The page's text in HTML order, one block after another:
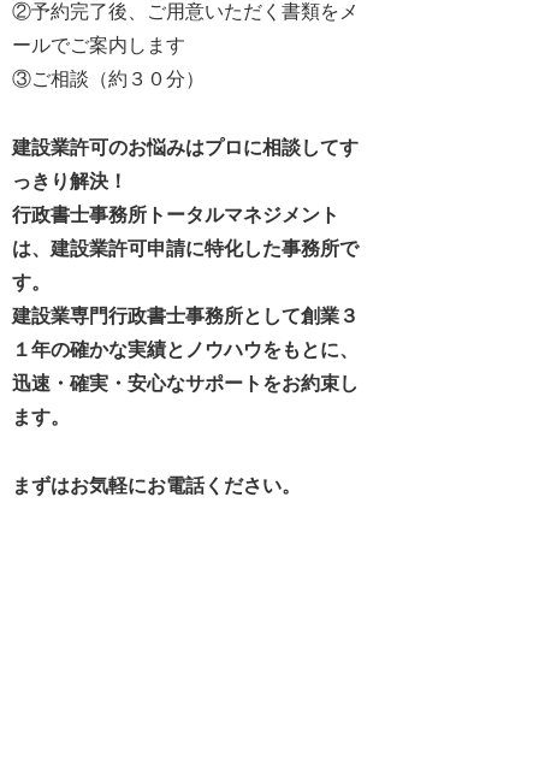
②予約完了後、ご用意いただく書類をメ
ールでご案内します
③ご相談（約３０分）
建設業許可のお悩みはプロに相談してす
っきり解決！
行政書士事務所トータルマネジメント
は、建設業許可申請に特化した事務所で
す。
建設業専門行政書士事務所として創業３
１年の確かな実績とノウハウをもとに、
迅速・確実・安心なサポートをお約束し
ます。
まずはお気軽にお電話ください。